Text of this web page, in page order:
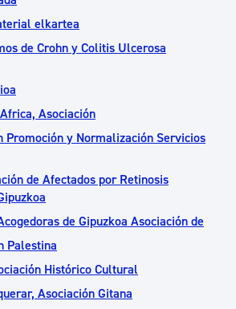
elkartea
de Crohn y Colitis Ulcerosa
Asociación
Promoción y Normalización Servicios
de Afectados por Retinosis
de Gipuzkoa Asociación de
Palestina
Histórico Cultural
Asociación Gitana